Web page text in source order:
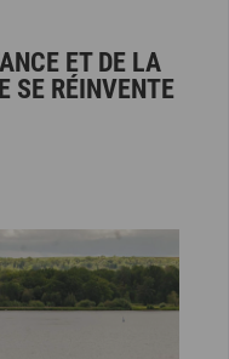
ET DE LA
SE RÉINVENTE